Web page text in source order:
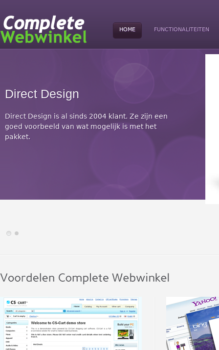
HOME FUNCTIONALITEITEN
Direct Design
Direct Design is al sinds 2004 klant. Ze zijn een
goed voorbeeld van wat mogelijk is met het
pakket.